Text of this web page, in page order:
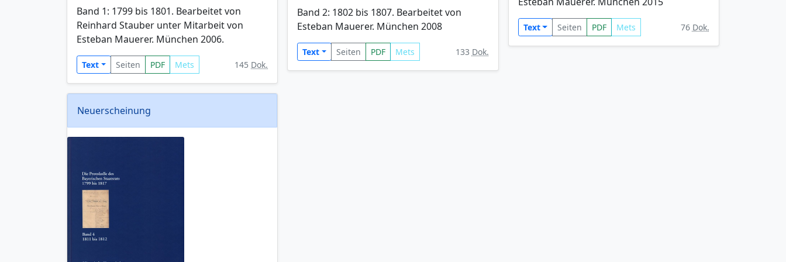
Band 1: 1799 bis 1801. Bearbeitet von
Reinhard Stauber unter Mitarbeit von
Esteban Mauerer. München 2006.
Text Seiten PDF Mets 145 Dok.
Band 2: 1802 bis 1807. Bearbeitet von
Esteban Mauerer. München 2008
Text Seiten PDF Mets 133 Dok.
Text Seiten PDF Mets 76 Dok.
Neuerscheinung